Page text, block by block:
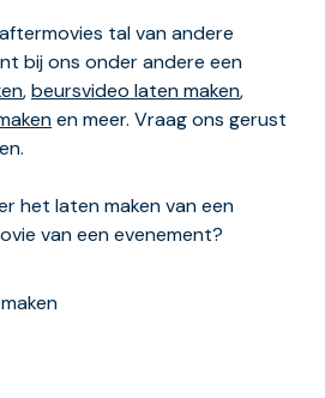
tal van andere
bij ons onder andere een
,beursvideo laten maken,
en meer. Vraag ons gerust
het laten maken van een
van een evenement?